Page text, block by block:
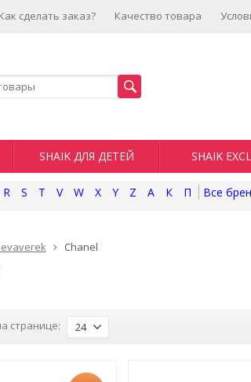
Как сделать заказ? Качество товара
SHAIK ДЛЯ ДЕТЕЙ SHAIK
R S T V W X Y Z А К П
Chanel
странице: 24